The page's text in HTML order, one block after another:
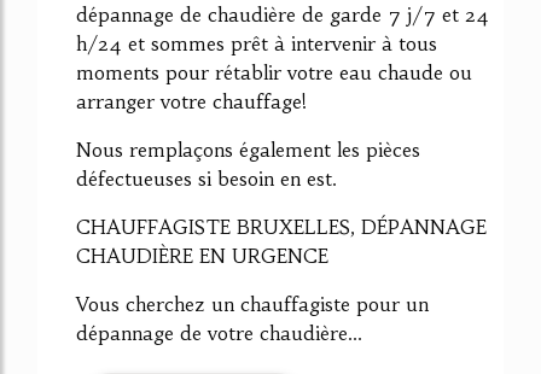
dépannage de chaudière de garde 7 j/7 et 24
h/24 et sommes prêt à intervenir à tous
moments pour rétablir votre eau chaude ou
arranger votre chauffage!
Nous remplaçons également les pièces
défectueuses si besoin en est.
CHAUFFAGISTE BRUXELLES, DÉPANNAGE
CHAUDIÈRE EN URGENCE
Vous cherchez un chauffagiste pour un
dépannage de votre chaudière...